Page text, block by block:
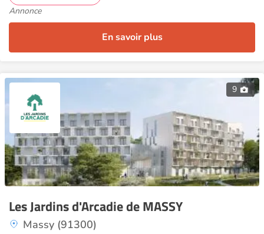
Annonce
En savoir plus
9
Les Jardins d'Arcadie de MASSY
Massy (91300)